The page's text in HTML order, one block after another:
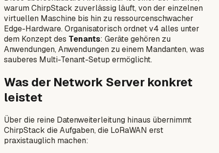
warum ChirpStack zuverlässig läuft, von der einzelnen
virtuellen Maschine bis hin zu ressourcenschwacher
Edge-Hardware. Organisatorisch ordnet v4 alles unter
dem Konzept des Tenants: Geräte gehören zu
Anwendungen, Anwendungen zu einem Mandanten, was
sauberes Multi-Tenant-Setup ermöglicht.
Was der Network Server konkret
leistet
Über die reine Datenweiterleitung hinaus übernimmt
ChirpStack die Aufgaben, die LoRaWAN erst
praxistauglich machen: